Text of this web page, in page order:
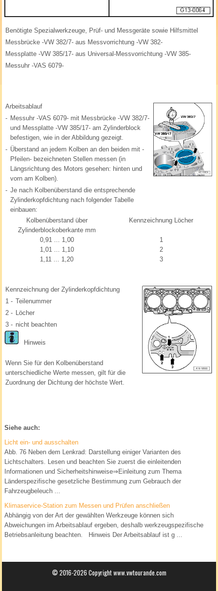
Benötigte Spezialwerkzeuge, Prüf- und Messgeräte sowie Hilfsmittel
Messbrücke -VW 382/7- aus Messvorrichtung -VW 382-
Messplatte -VW 385/17- aus Universal-Messvorrichtung -VW 385-
Messuhr -VAS 6079-
Arbeitsablauf
- Messuhr -VAS 6079- mit Messbrücke -VW 382/7-
und Messplatte -VW 385/17- am Zylinderblock
befestigen, wie in der Abbildung gezeigt.
- Überstand an jedem Kolben an den beiden mit -
Pfeilen- bezeichneten Stellen messen (in
Längsrichtung des Motors gesehen: hinten und
vorn am Kolben).
- Je nach Kolbenüberstand die entsprechende
Zylinderkopfdichtung nach folgender Tabelle
einbauen:
Kolbenüberstand über
Zylinderblockoberkante mm
Kennzeichnung Löcher
0,91 ... 1,00
1
1,01 ... 1,10
2
1,11 ... 1,20
3
Kennzeichnung der Zylinderkopfdichtung
1 - Teilenummer
2 - Löcher
3 - nicht beachten
Hinweis
Wenn Sie für den Kolbenüberstand
unterschiedliche Werte messen, gilt für die
Zuordnung der Dichtung der höchste Wert.
Siehe auch:
Licht ein- und ausschalten
Abb. 76 Neben dem Lenkrad: Darstellung einiger Varianten des
Lichtschalters. Lesen und beachten Sie zuerst die einleitenden
Informationen und Sicherheitshinweise⇒Einleitung zum Thema
Länderspezifische gesetzliche Bestimmung zum Gebrauch der
Fahrzeugbeleuch ...
Klimaservice-Station zum Messen und Prüfen anschließen
Abhängig von der Art der gewählten Werkzeuge können sich
Abweichungen im Arbeitsablauf ergeben, deshalb werkzeugspezifische
Betriebsanleitung beachten. Hinweis Der Arbeitsablauf ist g ...
© 2016-2026 Copyright www.vwtourande.com